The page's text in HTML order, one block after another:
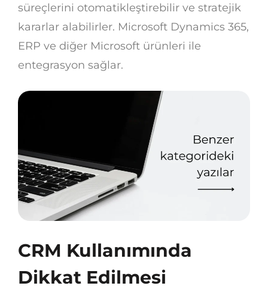
süreçlerini otomatikleştirebilir ve stratejik
kararlar alabilirler. Microsoft Dynamics 365,
ERP ve diğer Microsoft ürünleri ile
entegrasyon sağlar.
CRM Kullanımında
Dikkat Edilmesi